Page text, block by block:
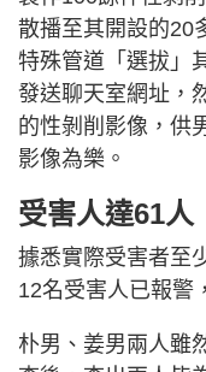
散播至其開設的20
特殊管道「選拔」
發送聊天室網址，
的性剝削影像，供
影像為樂。
受害人達61人
據悉實際受害者至
12名受害人已報警
朴男、姜男兩人雖